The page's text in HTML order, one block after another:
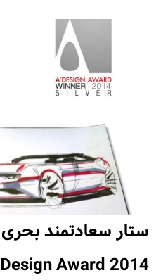
Design Award 2014